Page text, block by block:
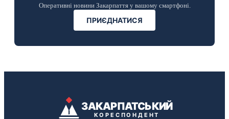
Оперативні новини Закарпаття у вашому смартфоні.
ПРИЄДНАТИСЯ
ЗАКАРПАТСЬКИЙ
КОРЕСПОНДЕНТ